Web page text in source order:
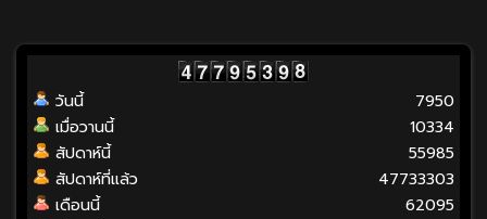
วันนี้
เมื่อวานนี้
สัปดาห์นี้
สัปดาห์ที่แล้ว
เดือนนี้
7950
10334
55985
47733303
62095